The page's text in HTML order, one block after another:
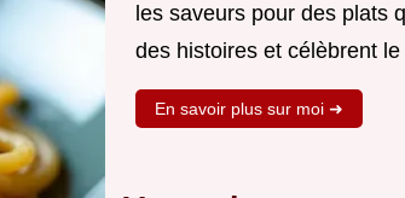
les saveurs pour des plats
des histoires et célèbrent
En savoir plus sur moi ➜